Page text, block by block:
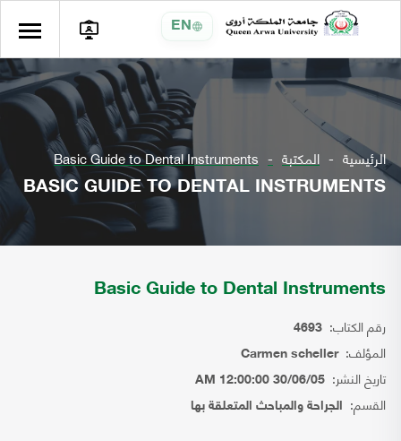
EN
الرئيسية المكتبة Basic Guide to Dental Instruments
BASIC GUIDE TO DENTAL INSTRUMENTS
Basic Guide to Dental Instruments
رقم الكتاب: 4693
المؤلف:Carmen scheller
تاريخ النشر: 30/06/05 12:00:00 AM
القسم: الجراحة والمباحث المتعلقة بها